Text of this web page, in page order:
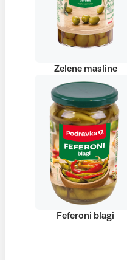
Zelene masline
Feferoni blagi